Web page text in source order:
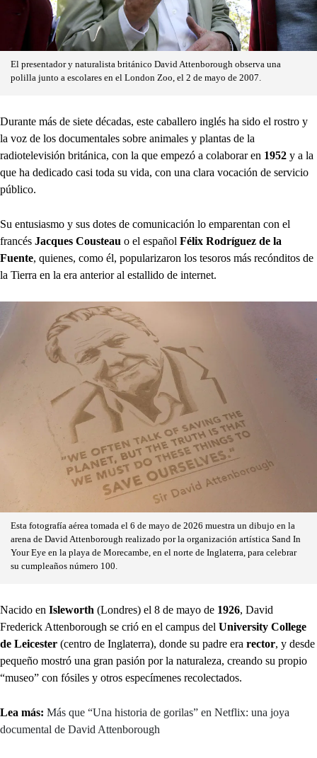
El presentador y naturalista británico David Attenborough observa una
polilla junto a escolares en el London Zoo, el 2 de mayo de 2007.
Durante más de siete décadas, este caballero inglés ha sido el rostro y
la voz de los documentales sobre animales y plantas de la
radiotelevisión británica, con la que empezó a colaborar en 1952 y a la
que ha dedicado casi toda su vida, con una clara vocación de servicio
público.
Su entusiasmo y sus dotes de comunicación lo emparentan con el
francés Jacques Cousteau o el español Félix Rodríguez de la
Fuente, quienes, como él, popularizaron los tesoros más recónditos de
la Tierra en la era anterior al estallido de internet.
Esta fotografía aérea tomada el 6 de mayo de 2026 muestra un dibujo en la
arena de David Attenborough realizado por la organización artística Sand In
Your Eye en la playa de Morecambe, en el norte de Inglaterra, para celebrar
su cumpleaños número 100.
Nacido en Isleworth (Londres) el 8 de mayo de 1926, David
Frederick Attenborough se crió en el campus del University College
de Leicester (centro de Inglaterra), donde su padre era rector, y desde
pequeño mostró una gran pasión por la naturaleza, creando su propio
“museo” con fósiles y otros especímenes recolectados.
Lea más: Más que “Una historia de gorilas” en Netflix: una joya
documental de David Attenborough